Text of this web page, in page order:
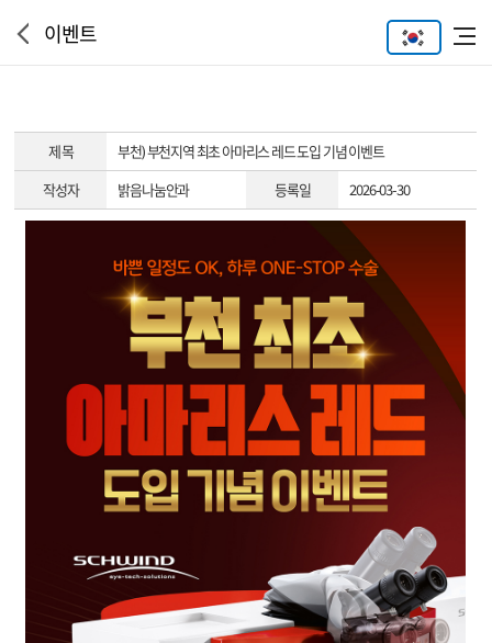
이벤트
제 목
부천) 부천지역 최초 아마리스 레드 도입 기념 이벤트
작성자
밝음나눔안과 등록일 2026-03-30